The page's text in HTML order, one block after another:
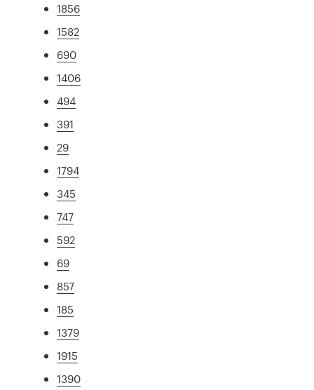
1856
1582
690
1406
494
391
29
1794
345
747
592
69
857
185
1379
1915
1390